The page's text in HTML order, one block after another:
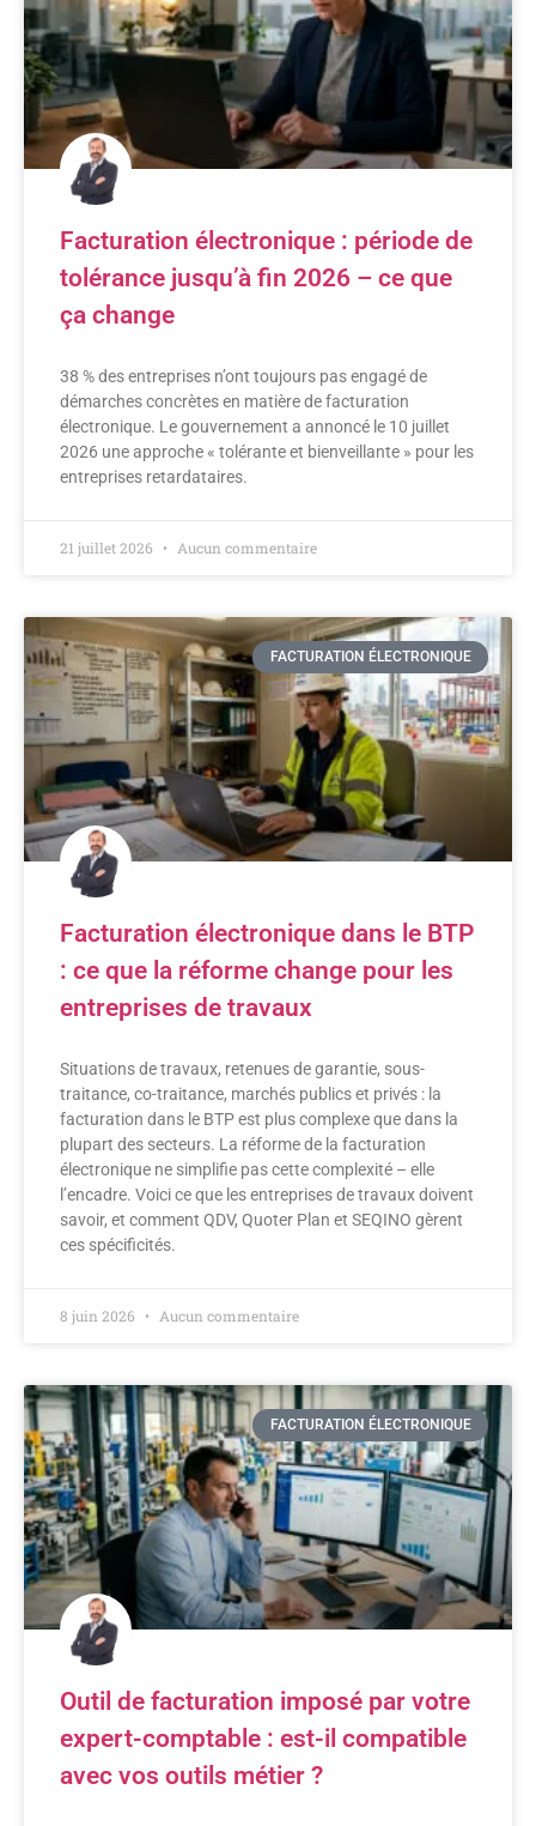
Facturation électronique : période de
tolérance jusqu’à fin 2026 – ce que
ça change
38 % des entreprises n’ont toujours pas engagé de
démarches concrètes en matière de facturation
électronique. Le gouvernement a annoncé le 10 juillet
2026 une approche « tolérante et bienveillante » pour les
entreprises retardataires.
21 juillet 2026 Aucun commentaire
FACTURATION ÉLECTRONIQUE
Facturation électronique dans le BTP
: ce que la réforme change pour les
entreprises de travaux
Situations de travaux, retenues de garantie, sous-
traitance, co-traitance, marchés publics et privés : la
facturation dans le BTP est plus complexe que dans la
plupart des secteurs. La réforme de la facturation
électronique ne simplifie pas cette complexité – elle
l’encadre. Voici ce que les entreprises de travaux doivent
savoir, et comment QDV, Quoter Plan et SEQINO gèrent
ces spécificités.
8 juin 2026 Aucun commentaire
FACTURATION ÉLECTRONIQUE
Outil de facturation imposé par votre
expert-comptable : est-il compatible
avec vos outils métier ?